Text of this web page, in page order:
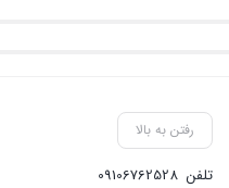
رفتن به بالا
تلفن 09106762528